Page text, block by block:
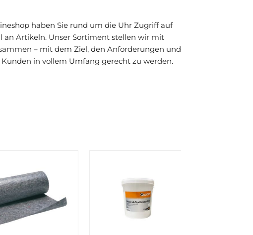
haben Sie rund um die Uhr Zugriff auf
an Artikeln. Unser Sortiment stellen wir mit
– mit dem Ziel, den Anforderungen und
in vollem Umfang gerecht zu werden.